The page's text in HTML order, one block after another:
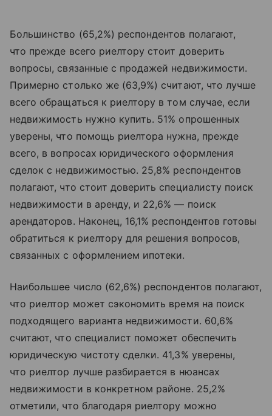
Большинство (65,2%) респондентов полагают,
что прежде всего риелтору стоит доверить
вопросы, связанные с продажей недвижимости.
Примерно столько же (63,9%) считают, что лучше
всего обращаться к риелтору в том случае, если
недвижимость нужно купить. 51% опрошенных
уверены, что помощь риелтора нужна, прежде
всего, в вопросах юридического оформления
сделок с недвижимостью. 25,8% респондентов
полагают, что стоит доверить специалисту поиск
недвижимости в аренду, и 22,6% — поиск
арендаторов. Наконец, 16,1% респондентов готовы
обратиться к риелтору для решения вопросов,
связанных с оформлением ипотеки.
Наибольшее число (62,6%) респондентов полагают,
что риелтор может сэкономить время на поиск
подходящего варианта недвижимости. 60,6%
считают, что специалист поможет обеспечить
юридическую чистоту сделки. 41,3% уверены,
что риелтор лучше разбирается в нюансах
недвижимости в конкретном районе. 25,2%
отметили, что благодаря риелтору можно